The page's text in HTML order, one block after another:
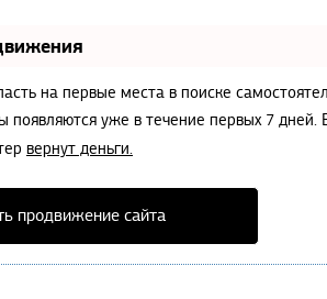
на первые места в поиске
появляются уже в течение первых 7
вернут деньги.
продвижение сайта